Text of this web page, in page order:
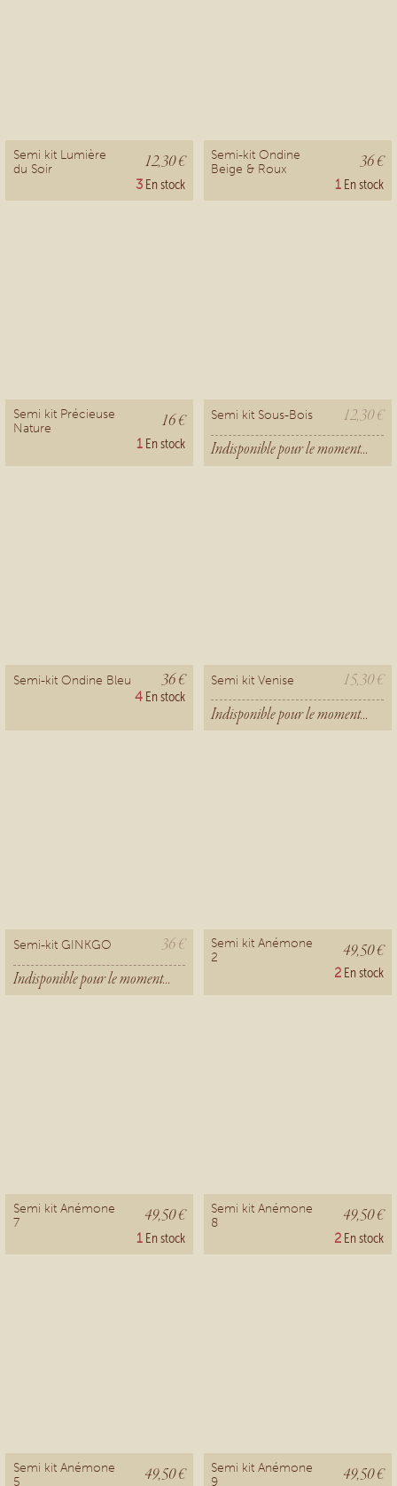
Semi kit Lumière
du Soir
12,30 €
3 En stock
Semi-kit Ondine
Beige & Roux
36 €
1 En stock
Semi kit Précieuse
Nature
16 €
1 En stock
Semi kit Sous-Bois
12,30 €
Indisponible pour le moment...
Semi-kit Ondine Bleu 36 €
4 En stock
Semi kit Venise
15,30 €
Indisponible pour le moment...
Semi-kit GINKGO
36 €
Indisponible pour le moment...
Semi kit Anémone
2
49,50 €
2 En stock
Semi kit Anémone
7
49,50 €
1 En stock
Semi kit Anémone
8
49,50 €
2 En stock
Semi kit Anémone
5
49,50 €
Semi kit Anémone
9
49,50 €